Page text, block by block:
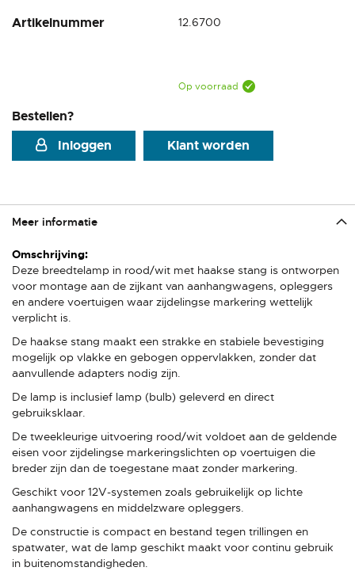
Artikelnummer 12.6700
Op voorraad
Bestellen?
Inloggen
Klant worden
begin
Meer informatie
Meer
informatie
Deze breedtelamp in rood/wit met haakse stang is ontworpen
voor montage aan de zijkant van aanhangwagens, opleggers
en andere voertuigen waar zijdelingse markering wettelijk
verplicht is.
De haakse stang maakt een strakke en stabiele bevestiging
mogelijk op vlakke en gebogen oppervlakken, zonder dat
aanvullende adapters nodig zijn.
De lamp is inclusief lamp (bulb) geleverd en direct
gebruiksklaar.
De tweekleurige uitvoering rood/wit voldoet aan de geldende
eisen voor zijdelingse markeringslichten op voertuigen die
breder zijn dan de toegestane maat zonder markering.
Geschikt voor 12V-systemen zoals gebruikelijk op lichte
aanhangwagens en middelzware opleggers.
De constructie is compact en bestand tegen trillingen en
spatwater, wat de lamp geschikt maakt voor continu gebruik
in buitenomstandigheden.